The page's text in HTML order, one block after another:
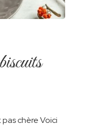
chère Voici
L’amandier
Kingo
Chocolat
Browniz
Halfiz
Crème À Tartiner
Crème À Tartiner
Sans Sucre
Creme À Tartiner
Chocoquik